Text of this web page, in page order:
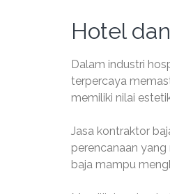
Hotel
Dalam industri
terpercaya
memiliki nilai
Jasa kontraktor
perencanaan
baja mampu